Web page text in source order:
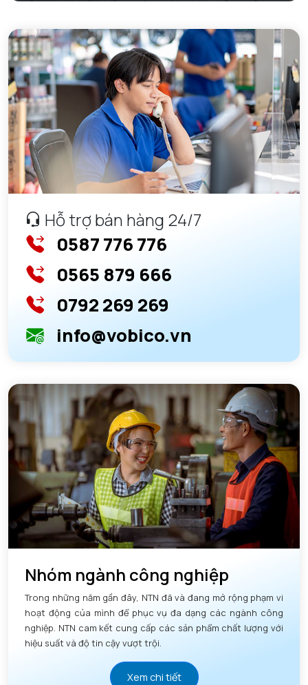
Hỗ trợ bán hàng 24/7
0587 776 776
0565 879 666
0792 269 269
info@vobico.vn
Nhóm ngành công nghiệp
Trong những năm gần đây, NTN đã và đang mở rộng phạm vi
hoạt động của mình để phục vụ đa dạng các ngành công
nghiệp. NTN cam kết cung cấp các sản phẩm chất lượng với
hiệu suất và độ tin cậy vượt trội.
Xem chi tiết